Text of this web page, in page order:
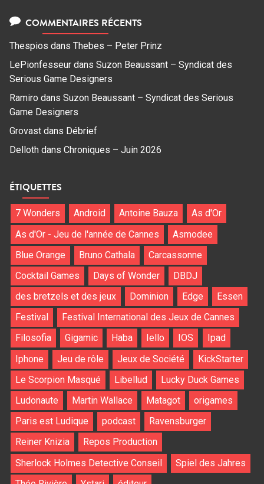
COMMENTAIRES RÉCENTS
Thespios dans Thebes – Peter Prinz
LePionfesseur dans Suzon Beaussant – Syndicat des
Serious Game Designers
Ramiro dans Suzon Beaussant – Syndicat des Serious
Game Designers
Grovast dans Débrief
Delloth dans Chroniques – Juin 2026
ÉTIQUETTES
7 Wonders Android Antoine Bauza
As d'Or
As d'Or - Jeu de l'année de Cannes
Asmodee
Blue Orange
Bruno Cathala
Carcassonne
Cocktail Games
Days of Wonder
DBDJ
des bretzels et des jeux
Dominion Edge
Essen
Festival
Festival International des Jeux de Cannes
Filosofia
Gigamic Haba Iello IOS
Ipad
Iphone
Jeu de rôle Jeux de Société
KickStarter
Le Scorpion Masqué
Libellud
Lucky Duck Games
Ludonaute
Martin Wallace Matagot
origames
Paris est Ludique
podcast
Ravensburger
Reiner Knizia
Repos Production
Sherlock Holmes Detective Conseil
Spiel des Jahres